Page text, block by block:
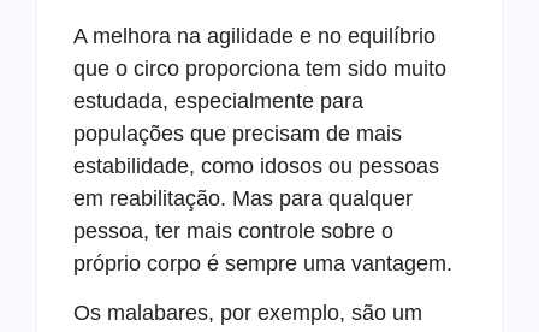
A melhora na agilidade e no equilíbrio
que o circo proporciona tem sido muito
estudada, especialmente para
populações que precisam de mais
estabilidade, como idosos ou pessoas
em reabilitação. Mas para qualquer
pessoa, ter mais controle sobre o
próprio corpo é sempre uma vantagem.
Os malabares, por exemplo, são um